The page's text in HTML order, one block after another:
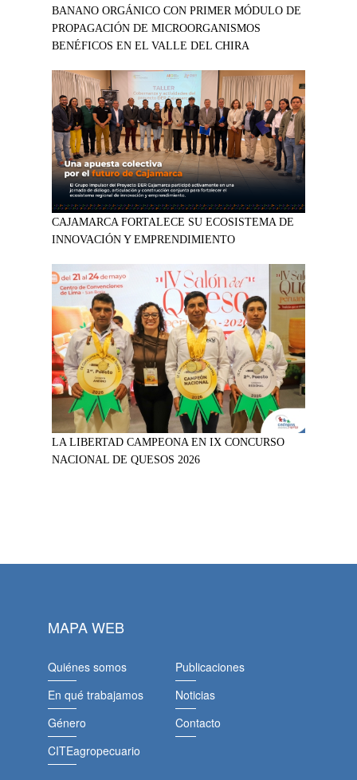
BANANO ORGÁNICO CON PRIMER MÓDULO DE
PROPAGACIÓN DE MICROORGANISMOS
BENÉFICOS EN EL VALLE DEL CHIRA
CAJAMARCA FORTALECE SU ECOSISTEMA DE
INNOVACIÓN Y EMPRENDIMIENTO
LA LIBERTAD CAMPEONA EN IX CONCURSO
NACIONAL DE QUESOS 2026
MAPA WEB
Quiénes somos
En qué trabajamos
Género
CITEagropecuario
Publicaciones
Noticias
Contacto